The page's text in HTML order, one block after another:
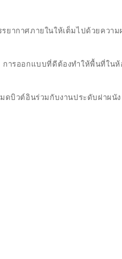
ยากาศภายในให้เต็มไปด้วยคว
รออกแบบที่ดีต้องทำให้พื้นที่ในห้
ดบิวต์อินร่วมกับงานประดับฝาผ